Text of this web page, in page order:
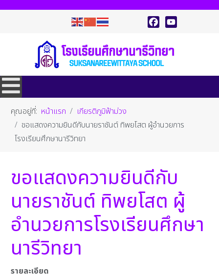
คุณอยู่ที่: หน้าแรก
เกียรติภูมิฟ้าม่วง
ขอแสดงความยินดีกับนายราชันต์ ทิพยโสต ผู้อำนวยการ
โรงเรียนศึกษานารีวิทยา
ขอแสดงความยินดีกับ
นายราชันต์ ทิพยโสต ผู้
อำนวยการโรงเรียนศึกษา
นารีวิทยา
รายละเอียด